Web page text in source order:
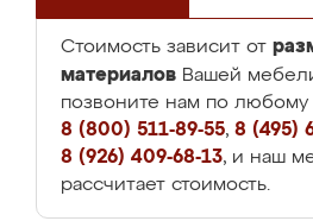
Стоимость зависит от
материалов Вашей
позвоните нам по любому
8 (800) 511-89-55, 8 (495)
8 (926) 409-68-13, и наш
рассчитает стоимость.